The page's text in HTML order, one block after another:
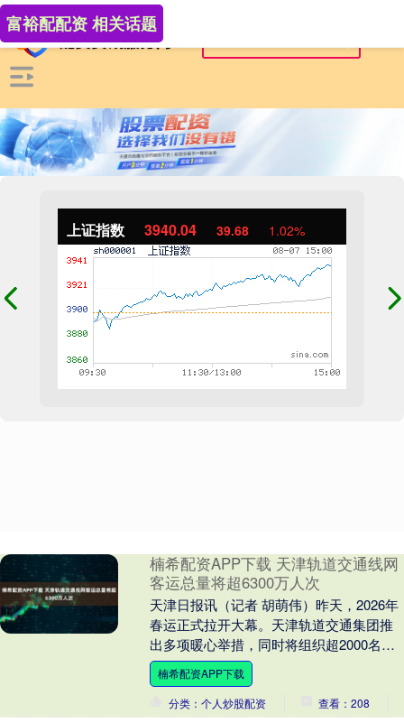
上证指数 3940.04 39.68 1.02%
富裕配配资 相关话题
楠希配资APP下载 天津轨道交通线网
客运总量将超6300万人次
天津日报讯（记者 胡萌伟）昨天，2026年
春运正式拉开大幕。天津轨道交通集团推
出多项暖心举措，同时将组织超2000名青
年志愿者服务一线。 今年春运期间，预计
天津....
楠希配资APP下载
分类：个人炒股配资
查看：208